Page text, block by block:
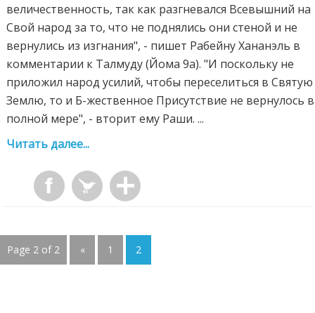
величественность, так как разгневался Всевышний на
Свой народ за то, что не поднялись они стеной и не
вернулись из изгнания", - пишет Рабейну Хананэль в
комментарии к Талмуду (Йома 9а). "И поскольку не
приложил народ усилий, чтобы переселиться в Святую
Землю, то и Б-жественное Присутствие не вернулось в
полной мере", - вторит ему Раши. ...
Читать далее...
Page 2 of 2 « 1 2